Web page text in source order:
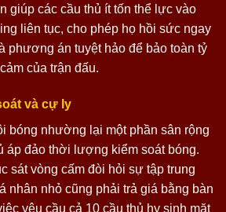
giúp các cầu thủ ít tốn thể lực vào
liên tục, cho phép họ hồi sức ngay
phương án tuyệt hảo để bảo toàn tỷ
của trận đấu.
và cự ly
bóng nhường lại một phần sân rộng
áp đảo thời lượng kiểm soát bóng.
sát vòng cấm đòi hỏi sự tập trung
nhân nhỏ cũng phải trả giá bằng bàn
yêu cầu cả 10 cầu thủ hy sinh mặt